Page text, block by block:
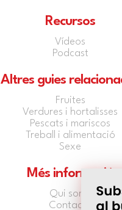
Recursos
Vídeos
Podcast
Altres guies
Fruites
Verdures i hortalisses
Pescats i mariscos
Treball i alimentació
Sexe
Més informació
Qui som?
Contacte